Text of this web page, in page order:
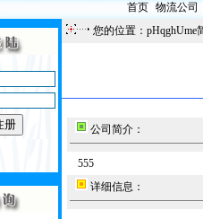
首页| 物流公司
您的位置：pHqghUme
公司简介：
555
详细信息：